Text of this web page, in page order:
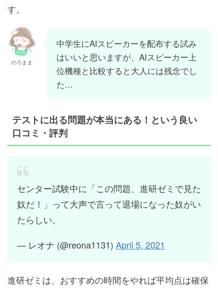
す。
のろまま
中学生にAIスピーカーを配布する試み
はいいと思いますが、AIスピーカー上
位機種と比較すると大人には残念でし
た…
テストに出る問題が本当にある！という良い
口コミ・評判
センター試験中に「この問題、進研ゼミで見た
奴だ！」って大声で言って退場になった奴がい
たらしい。
— レオナ (@reona1131) April 5, 2021
進研ゼミは、おすすめの時間をやれば平均点は確保